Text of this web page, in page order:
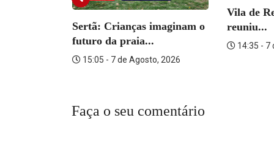
Sertã: Crianças imaginam o
futuro da praia...
15:05 - 7 de Agosto, 2026
Vila de
reuniu...
14:35 - 7
Faça o seu comentário